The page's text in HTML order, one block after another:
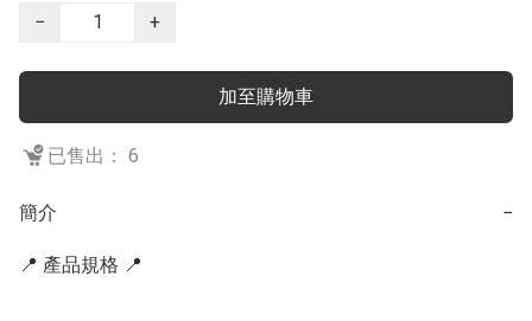
−
+
加至購物車
已售出： 6
簡介 −
📍 產品規格 📍